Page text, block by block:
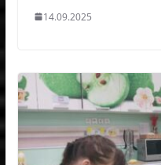
14.09.2025